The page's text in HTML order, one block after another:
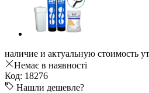
наличие и актуальную стоимость
Немає в наявності
Код: 18276
Нашли дешевле?